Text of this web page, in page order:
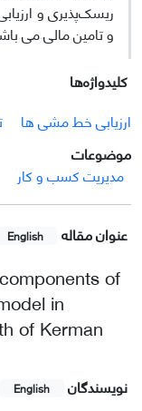
ریسک‌پذیری و
و تامین مالی می
کلیدواژه‌ها
ارزیابی خط مشی ها
موضوعات
مدیریت کسب و کار
عنوان مقاله English
of
in
of Kerman
نویسندگان English